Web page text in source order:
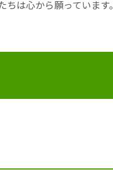
は心から願っています。